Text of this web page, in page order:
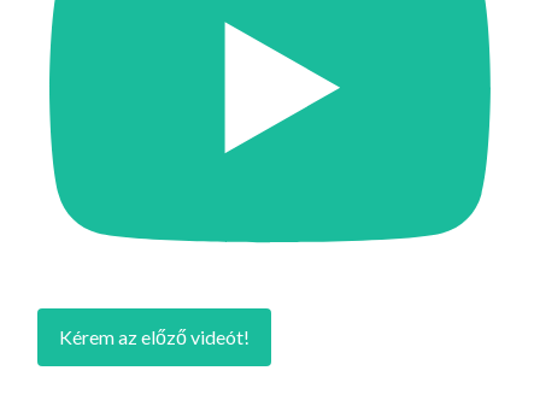
Kérem az előző videót!